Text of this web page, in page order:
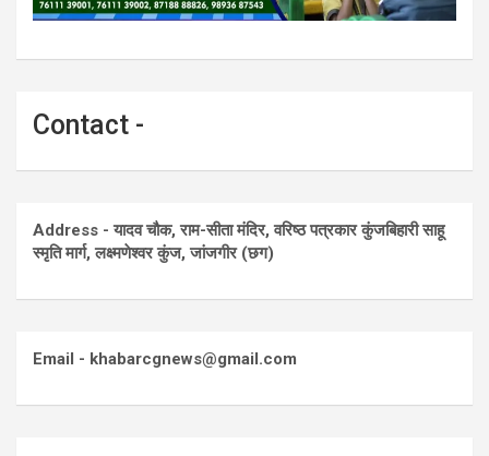
Contact -
Address - यादव चौक, राम-सीता मंदिर, वरिष्ठ पत्रकार कुंजबिहारी साहू
स्मृति मार्ग, लक्ष्मणेश्वर कुंज, जांजगीर (छग)
Email - khabarcgnews@gmail.com